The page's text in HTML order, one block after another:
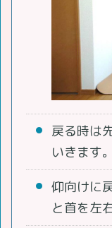
戻る時は
いきます。
仰向けに
と首を左